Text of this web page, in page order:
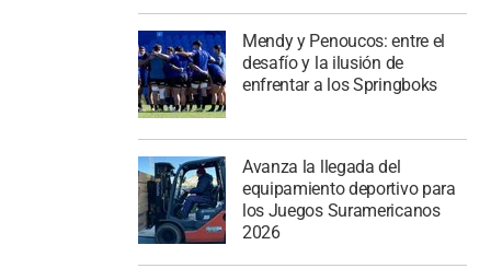
Mendy y Penoucos: entre el
desafío y la ilusión de
enfrentar a los Springboks
Avanza la llegada del
equipamiento deportivo para
los Juegos Suramericanos
2026